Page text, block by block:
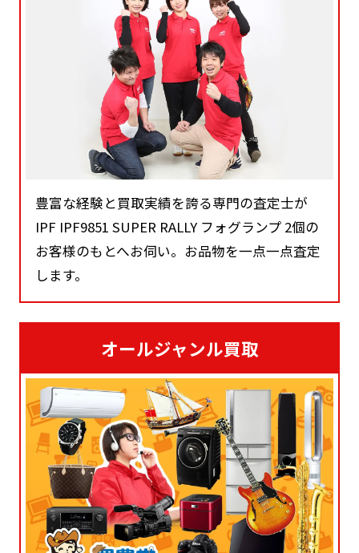
豊富な経験と買取実績を誇る専門の査定士が
IPF IPF9851 SUPER RALLY フォグランプ 2個の
お客様のもとへお伺い。お品物を一点一点査定
します。
オールジャンル買取